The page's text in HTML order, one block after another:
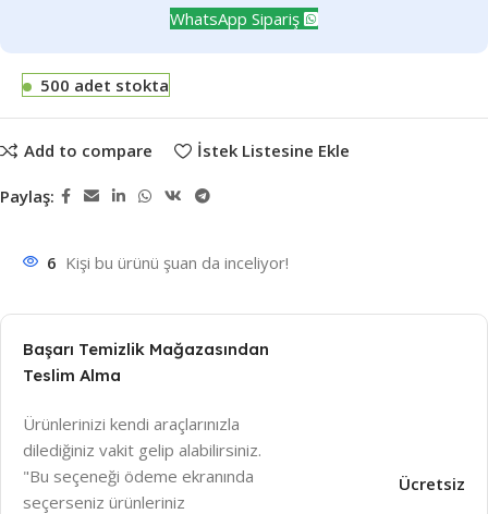
WhatsApp Sipariş
500 adet stokta
Add to compare İstek Listesine Ekle
Paylaş:
6 Kişi bu ürünü şuan da inceliyor!
Başarı Temizlik Mağazasından
Teslim Alma
Ürünlerinizi kendi araçlarınızla
dilediğiniz vakit gelip alabilirsiniz.
"Bu seçeneği ödeme ekranında
seçerseniz ürünleriniz
Ücretsiz